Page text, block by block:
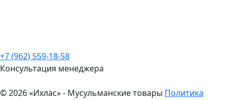
+7 (962) 559-18-58
Консультация менеджера
© 2026 «Ихлас» - Мусульманские товары Политика